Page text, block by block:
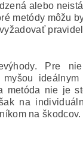
alebo
metódy môžu
Pre
myšou
nie je
na
na škodcov.